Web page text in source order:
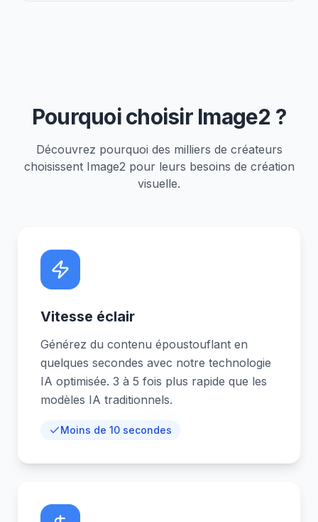
Pourquoi choisir Image2 ?
Découvrez pourquoi des milliers de créateurs
choisissent Image2 pour leurs besoins de création
visuelle.
Vitesse éclair
Générez du contenu époustouflant en
quelques secondes avec notre technologie
IA optimisée. 3 à 5 fois plus rapide que les
modèles IA traditionnels.
Moins de 10 secondes